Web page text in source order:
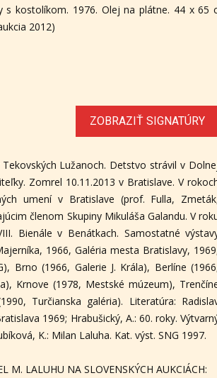
s kostolíkom. 1976. Olej na plátne. 44 x 65
2012)
ZOBRAZIŤ SIGNATÚRY
Lužanoch. Detstvo strávil v
Zomrel 10.11.2013 v Bratislave. V
umení v Bratislave (prof. Fulla,
členom Skupiny Mikuláša Galandu. V
Bienále v Benátkach. Samostatné
1966, Galéria mesta Bratislavy,
Brno (1966, Galerie J. Krála), Berlíne
Krnove (1978, Mestské múzeum),
Turčianska galéria). Literatúra:
1969; Hrabušický, A.: 60. roky.
K.: Milan Laluha. Kat. výst. SNG 1997.
M. LALUHU NA SLOVENSKÝCH AUKCIÁCH: